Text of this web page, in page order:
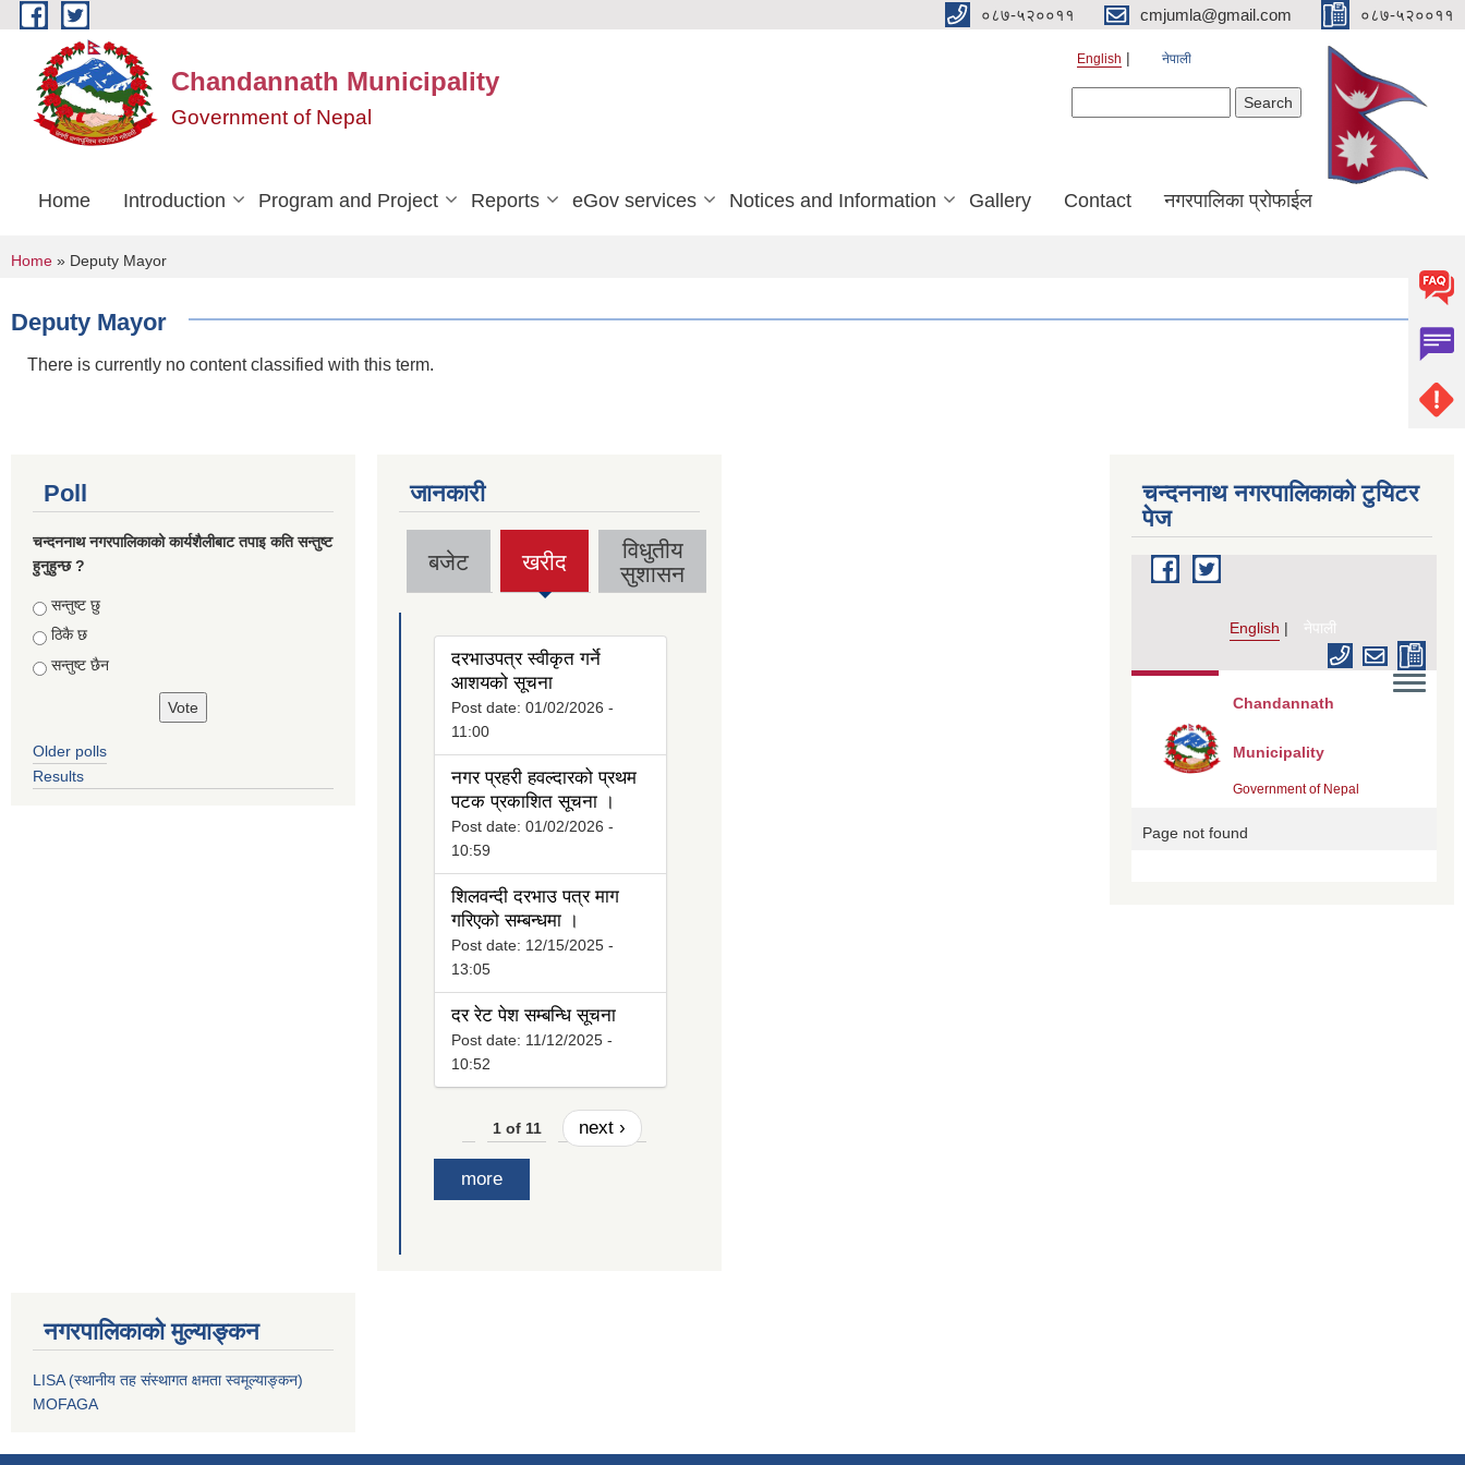
Skip to main content ०८७-५२००११ cmjumla@gmail.com ०८७-५२००११
Chandannath Municipality
Government of Nepal
English नेपाली
Home Introduction Program and Project Reports eGov services Notices and Information Gallery Contact नगरपालिका प्रोफाईल
You are here
Home » Deputy Mayor
Deputy Mayor
There is currently no content classified with this term.
Poll
चन्दननाथ नगरपालिकाको कार्यशैलीबाट तपाइ कति सन्तुष्ट
हुनुहुन्छ ?
Choices
सन्तुष्ट छु
ठिकै छ
सन्तुष्ट छैन
Older polls
Results
जानकारी
बजेट खरीद
(active
tab)
विधुतीय
सुशासन
दरभाउपत्र स्वीकृत गर्ने
आशयको सूचना
Post date: 01/02/2026 -
11:00
नगर प्रहरी हवल्दारको प्रथम
पटक प्रकाशित सूचना ।
Post date: 01/02/2026 -
10:59
शिलवन्दी दरभाउ पत्र माग
गरिएको सम्बन्धमा ।
Post date: 12/15/2025 -
13:05
दर रेट पेश सम्बन्धि सूचना
Post date: 11/12/2025 -
10:52
1 of 11 next ›
more
चन्दननाथ नगरपालिकाको टुयिटर
पेज
नगरपालिकाको मुल्याङ्कन
LISA (स्थानीय तह संस्थागत क्षमता स्वमूल्याङ्कन)
MOFAGA